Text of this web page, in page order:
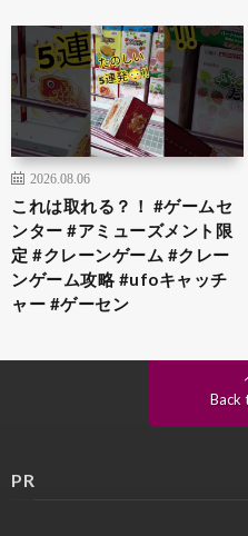
2026.08.06
これは取れる？！ #ゲームセ
ンター #アミューズメント限
定 #クレーンゲーム #クレー
ンゲーム攻略 #ufoキャッチ
ャー #ゲーセン
Back
PR